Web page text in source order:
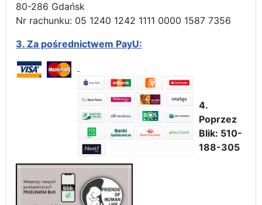
80-286 Gdańsk
Nr rachunku: 05 1240 1242 1111 0000 1587 7356
3. Za pośrednictwem PayU:
4.
Poprzez
Blik: 510-
188-305